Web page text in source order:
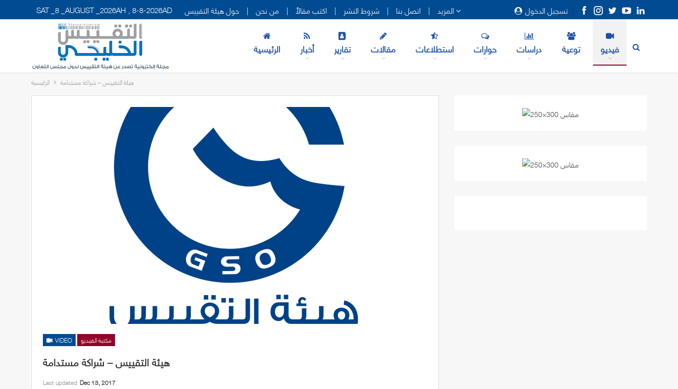
تسجيل الدخول SAT _8 _AUGUST _2026AH , 8-8-2026AD حول هيئة التقييس | من نحن | اكتب مقالاً | شروط النشر | اتصل بنا |
الرئيسية أخبار تقارير مقالات استطلاعات حوارات دراسات توعية فيديو
الرئيسية هيئة التقييس – شراكة مستدامة
VIDEO مكتبة الفيديو
هيئة التقييس – شراكة مستدامة
Last updated Dec 13, 2017